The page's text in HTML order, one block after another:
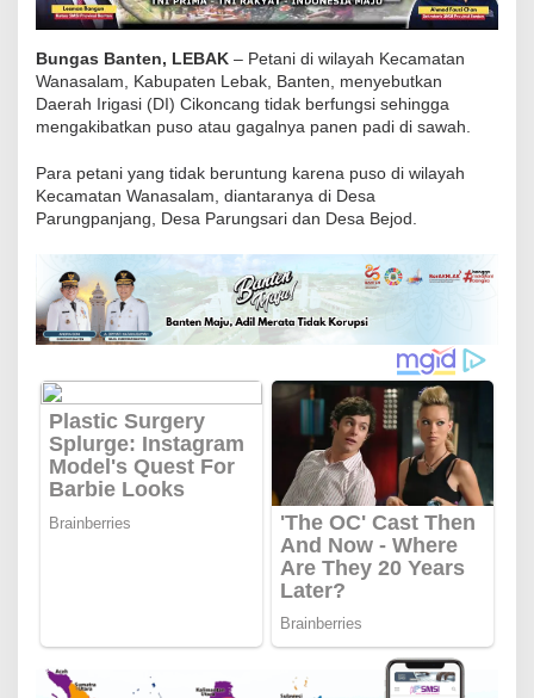
l
m
S
e
u
t
I
r
i
s
C
i
k
o
n
c
a
n
Bungas Banten, LEBAK – Petani di wilayah Kecamatan
Wanasalam, Kabupaten Lebak, Banten, menyebutkan
Daerah Irigasi (DI) Cikoncang tidak berfungsi sehingga
mengakibatkan puso atau gagalnya panen padi di sawah.
Para petani yang tidak beruntung karena puso di wilayah
Kecamatan Wanasalam, diantaranya di Desa
Parungpanjang, Desa Parungsari dan Desa Bejod.